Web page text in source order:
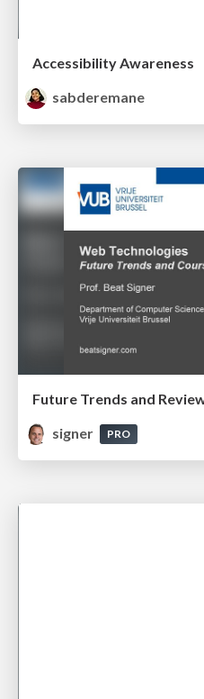
Accessibility Awareness
sabderemane
signer
PRO